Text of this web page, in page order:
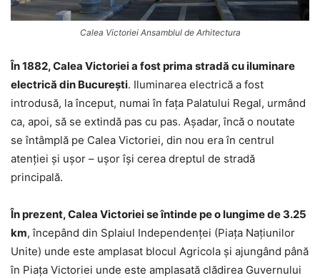
Calea Victoriei Ansamblul de Arhitectura
În 1882, Calea Victoriei a fost prima stradă cu iluminare
electrică din Bucureşti. Iluminarea electrică a fost
introdusă, la început, numai în faţa Palatului Regal, urmând
ca, apoi, să se extindă pas cu pas. Aşadar, încă o noutate
se întâmplă pe Calea Victoriei, din nou era în centrul
atenţiei şi uşor – uşor îşi cerea dreptul de stradă
principală.
În prezent, Calea Victoriei se întinde pe o lungime de 3.25
km, începând din Splaiul Independenţei (Piaţa Naţiunilor
Unite) unde este amplasat blocul Agricola şi ajungând până
în Piaţa Victoriei unde este amplasată clădirea Guvernului